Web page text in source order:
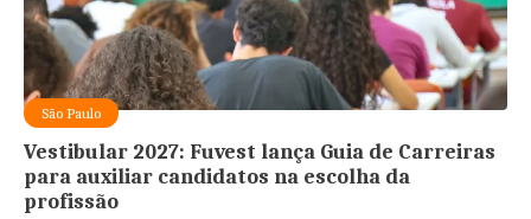
São Paulo
Vestibular 2027: Fuvest lança Guia de Carreiras
para auxiliar candidatos na escolha da
profissão